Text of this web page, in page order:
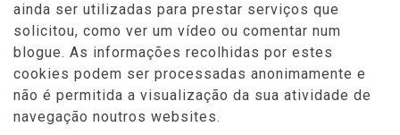
ainda ser utilizadas para prestar serviços que
solicitou, como ver um vídeo ou comentar num
blogue. As informações recolhidas por estes
cookies podem ser processadas anonimamente e
não é permitida a visualização da sua atividade de
navegação noutros websites.